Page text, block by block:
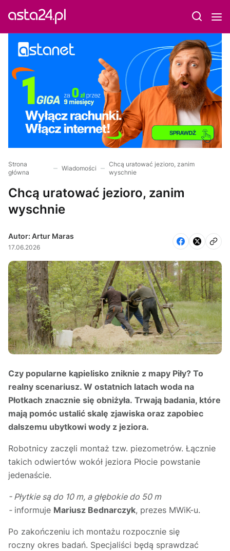
Strona
główna
Wiadomości
Chcą uratować jezioro, zanim
wyschnie
Chcą uratować jezioro, zanim
wyschnie
Autor: Artur Maras
17.06.2026
Czy popularne kąpielisko zniknie z mapy Piły? To
realny scenariusz. W ostatnich latach woda na
Płotkach znacznie się obniżyła. Trwają badania, które
mają pomóc ustalić skalę zjawiska oraz zapobiec
dalszemu ubytkowi wody z jeziora.
Robotnicy zaczęli montaż tzw. piezometrów. Łącznie
takich odwiertów wokół jeziora Płocie powstanie
jedenaście.
- Płytkie są do 10 m, a głębokie do 50 m
-informuje Mariusz Bednarczyk, prezes MWiK-u.
Po zakończeniu ich montażu rozpocznie się
roczny okres badań. Specjaliści będą sprawdzać